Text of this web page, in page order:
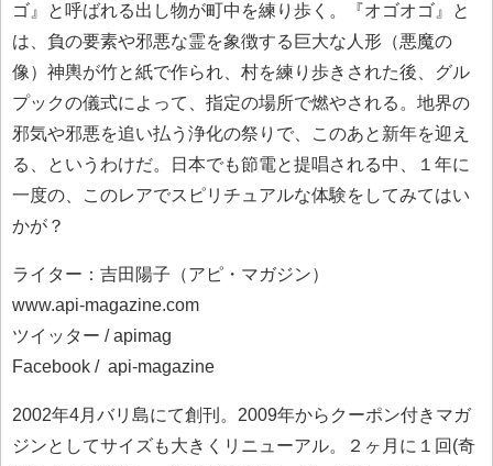
ゴ』と呼ばれる出し物が町中を練り歩く。『オゴオゴ』と
は、負の要素や邪悪な霊を象徴する巨大な人形（悪魔の
像）神輿が竹と紙で作られ、村を練り歩きされた後、グル
プックの儀式によって、指定の場所で燃やされる。地界の
邪気や邪悪を追い払う浄化の祭りで、このあと新年を迎え
る、というわけだ。日本でも節電と提唱される中、１年に
一度の、このレアでスピリチュアルな体験をしてみてはい
かが？
ライター：吉田陽子（アピ・マガジン）
www.api-magazine.com
ツイッター / apimag
Facebook / api-magazine
2002年4月バリ島にて創刊。2009年からクーポン付きマガ
ジンとしてサイズも大きくリニューアル。２ヶ月に１回(奇